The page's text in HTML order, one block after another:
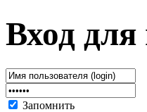
Вход для
Запомнить